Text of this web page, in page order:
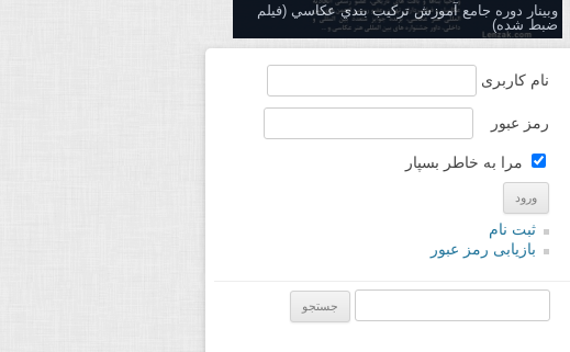
وبینار دوره جامع آموزش تركيب بندي عكاسي (فیلم
ضبط شده)
نام کاربری
رمز عبور
مرا به خاطر بسپار
ثبت نام
بازیابی رمز عبور